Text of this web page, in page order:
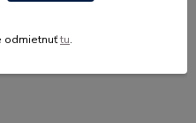
odmietnuťtu.